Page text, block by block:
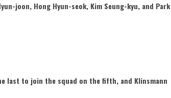
joon, Hong Hyun-seok, Kim Seung-kyu, and Park
last to join the squad on the fifth, and Klinsmann